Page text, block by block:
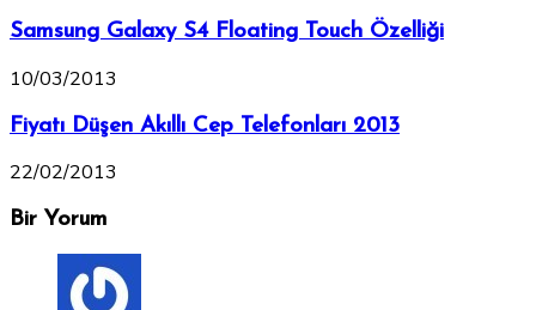
Samsung Galaxy S4 Floating Touch Özelliği
10/03/2013
Fiyatı Düşen Akıllı Cep Telefonları 2013
22/02/2013
Bir Yorum